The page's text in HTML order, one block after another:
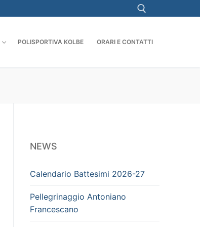
POLISPORTIVA KOLBE ORARI E CONTATTI
NEWS
Calendario Battesimi 2026-27
Pellegrinaggio Antoniano
Francescano